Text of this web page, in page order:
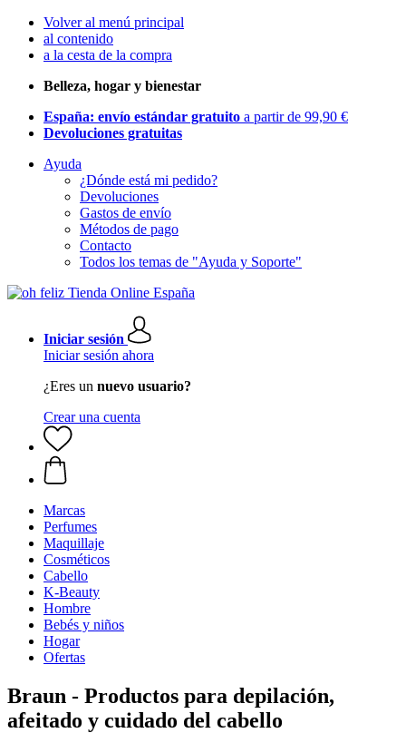
Volver al menú principal
al contenido
a la cesta de la compra
Belleza, hogar y bienestar
España: envío estándar gratuito a partir de 99,90 €
Devoluciones gratuitas
Ayuda
¿Dónde está mi pedido?
Devoluciones
Gastos de envío
Métodos de pago
Contacto
Todos los temas de "Ayuda y Soporte"
Iniciar sesión
Iniciar sesión ahora
¿Eres un nuevo usuario?
Crear una cuenta
Marcas
Perfumes
Maquillaje
Cosméticos
Cabello
K-Beauty
Hombre
Bebés y niños
Hogar
Ofertas
Braun - Productos para depilación,
afeitado y cuidado del cabello